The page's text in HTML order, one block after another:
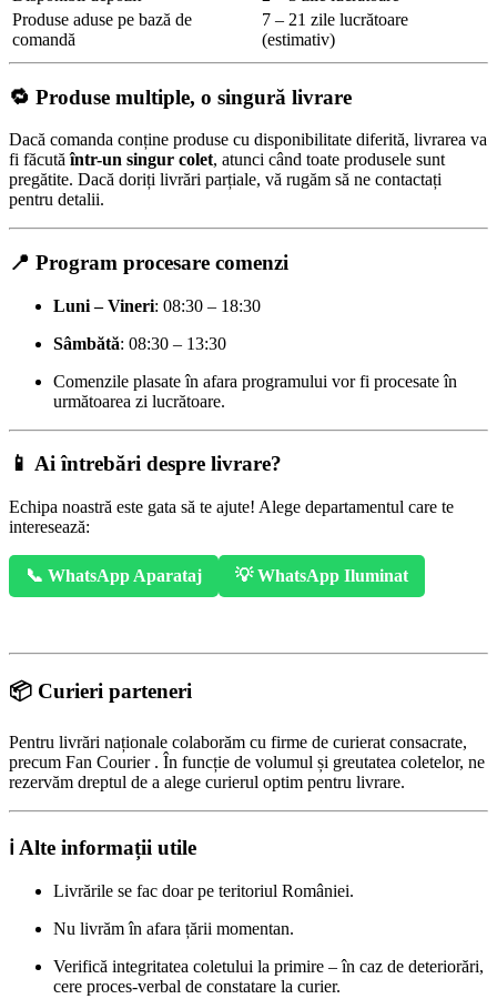
Produse aduse pe bază de
comandă
7 – 21 zile lucrătoare
(estimativ)
🔁 Produse multiple, o singură livrare
Dacă comanda conține produse cu disponibilitate diferită, livrarea va
fi făcutăîntr-un singur colet, atunci când toate produsele sunt
pregătite. Dacă doriți livrări parțiale, vă rugăm să ne contactați
pentru detalii.
📍 Program procesare comenzi
Luni – Vineri: 08:30 – 18:30
Sâmbătă: 08:30 – 13:30
Comenzile plasate în afara programului vor fi procesate în
următoarea zi lucrătoare.
📱 Ai întrebări despre livrare?
Echipa noastră este gata să te ajute! Alege departamentul care te
interesează:
📞 WhatsApp Aparataj 💡 WhatsApp Iluminat
📦 Curieri parteneri
Pentru livrări naționale colaborăm cu firme de curierat consacrate,
precum Fan Courier . În funcție de volumul și greutatea coletelor, ne
rezervăm dreptul de a alege curierul optim pentru livrare.
ℹ️ Alte informații utile
Livrările se fac doar pe teritoriul României.
Nu livrăm în afara țării momentan.
Verifică integritatea coletului la primire – în caz de deteriorări,
cere proces-verbal de constatare la curier.